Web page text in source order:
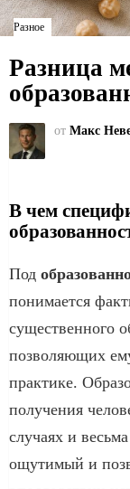
Разное
Разница
от Макс
В чем
Под
понимается
существенного
позволяющих
практике.
получения
случаях и
ощутимый и